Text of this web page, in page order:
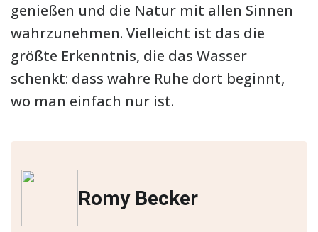
genießen und die Natur mit allen Sinnen
wahrzunehmen. Vielleicht ist das die
größte Erkenntnis, die das Wasser
schenkt: dass wahre Ruhe dort beginnt,
wo man einfach nur ist.
Romy Becker